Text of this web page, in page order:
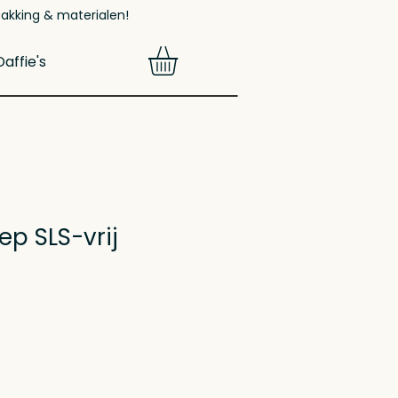
& materialen!
SLS-vrij